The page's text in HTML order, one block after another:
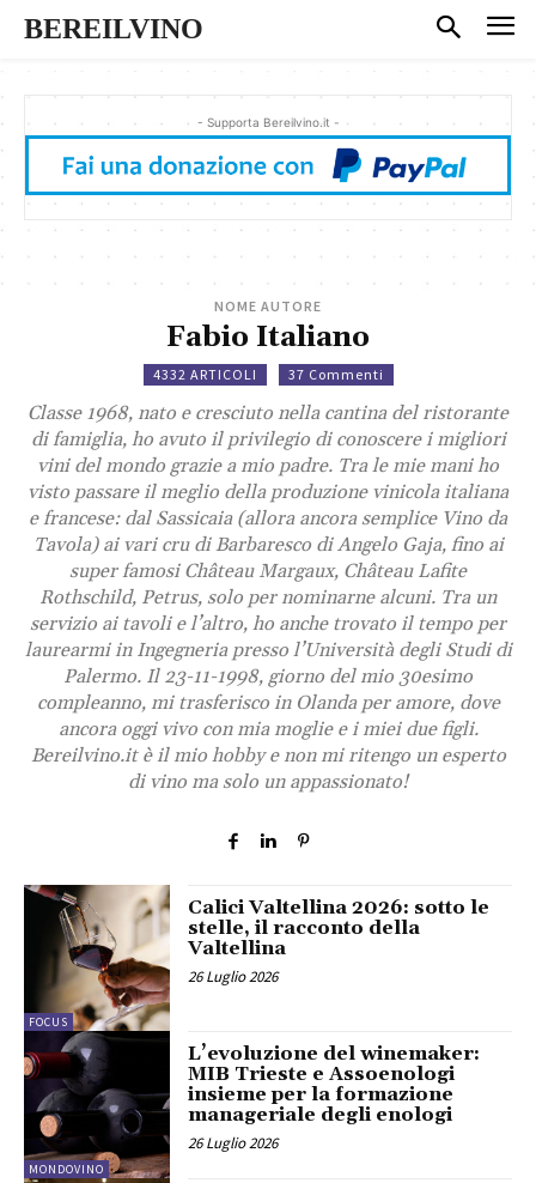
BEREILVINO
- Supporta Bereilvino.it -
NOME AUTORE
Fabio Italiano
4332 ARTICOLI 37 Commenti
Classe 1968, nato e cresciuto nella cantina del ristorante
di famiglia, ho avuto il privilegio di conoscere i migliori
vini del mondo grazie a mio padre. Tra le mie mani ho
visto passare il meglio della produzione vinicola italiana
e francese: dal Sassicaia (allora ancora semplice Vino da
Tavola) ai vari cru di Barbaresco di Angelo Gaja, fino ai
super famosi Château Margaux, Château Lafite
Rothschild, Petrus, solo per nominarne alcuni. Tra un
servizio ai tavoli e l’altro, ho anche trovato il tempo per
laurearmi in Ingegneria presso l’Università degli Studi di
Palermo. Il 23-11-1998, giorno del mio 30esimo
compleanno, mi trasferisco in Olanda per amore, dove
ancora oggi vivo con mia moglie e i miei due figli.
Bereilvino.it è il mio hobby e non mi ritengo un esperto
di vino ma solo un appassionato!
FOCUS
Calici Valtellina 2026: sotto le
stelle, il racconto della
Valtellina
26 Luglio 2026
MONDOVINO
L’evoluzione del winemaker:
MIB Trieste e Assoenologi
insieme per la formazione
manageriale degli enologi
26 Luglio 2026